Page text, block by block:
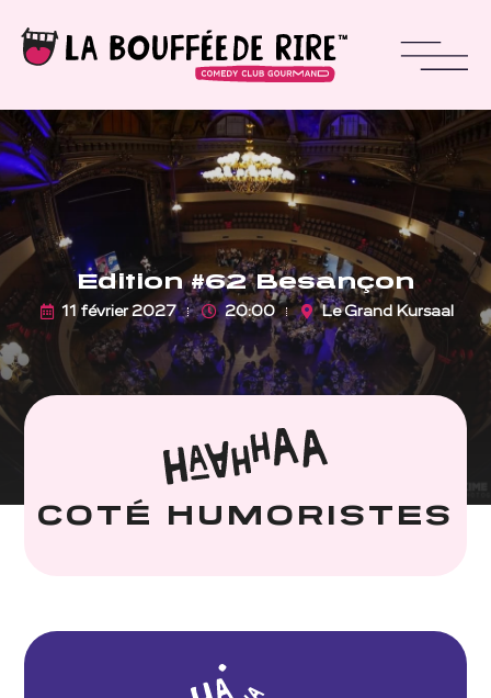
Edition #62 Besançon
11 février 2027 20:00 Le Grand Kursaal
COTÉ HUMORISTES